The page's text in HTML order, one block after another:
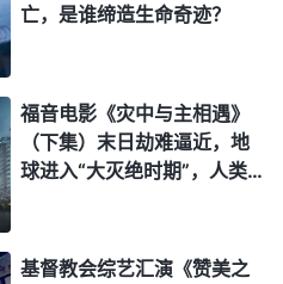
亡，是谁缔造生命奇迹？
福音电影《灾中与主相遇》
（下集）末日劫难逼近，地
球进入“大灭绝时期”，人类
基督教会综艺汇演《赞美之